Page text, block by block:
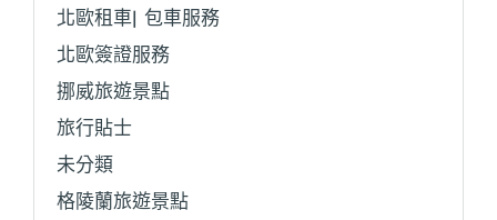
北歐租車| 包車服務
北歐簽證服務
挪威旅遊景點
旅行貼士
未分類
格陵蘭旅遊景點